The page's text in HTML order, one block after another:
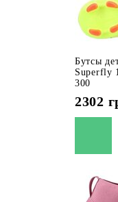
Бутсы
Superfly
300
2302